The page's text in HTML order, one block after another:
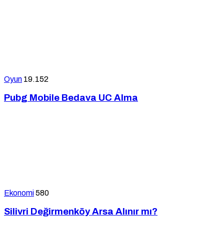
Oyun 19.152
Pubg Mobile Bedava UC Alma
Ekonomi580
Silivri Değirmenköy Arsa Alınır mı?